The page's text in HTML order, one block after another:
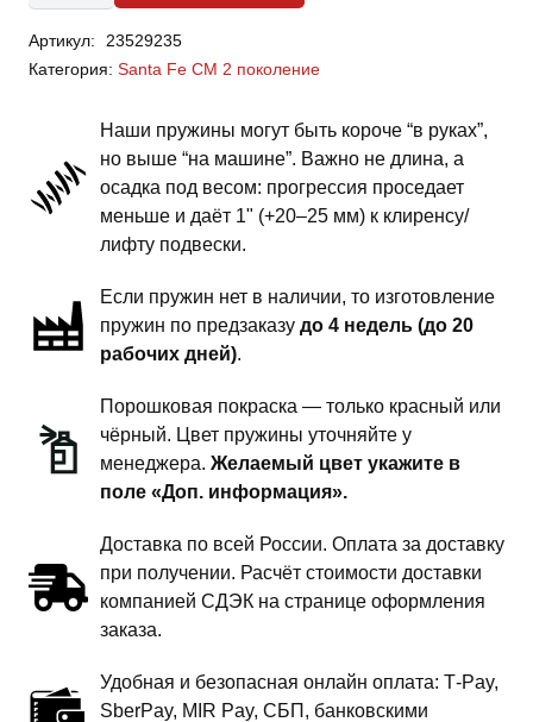
Santa
Fe
поколение
-
подвески
комфорт
Артикул:
23529235
Категория: Santa Fe CM 2 поколение
Наши пружины могут быть короче “в руках”,
но выше “на машине”. Важно не длина, а
осадка под весом: прогрессия проседает
меньше и даёт 1" (+20–25 мм) к клиренсу/
лифту подвески.
Если пружин нет в наличии, то изготовление
пружин по предзаказу до 4 недель (до 20
рабочих дней).
Порошковая покраска — только красный или
чёрный. Цвет пружины уточняйте у
менеджера. Желаемый цвет укажите в
поле «Доп. информация».
Доставка по всей России. Оплата за доставку
при получении. Расчёт стоимости доставки
компанией СДЭК на странице оформления
заказа.
Удобная и безопасная онлайн оплата: T‑Pay,
SberPay, MIR Pay, СБП, банковскими